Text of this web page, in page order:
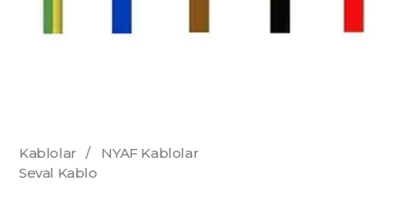
Kablolar /
NYAF Kablolar
Seval Kablo